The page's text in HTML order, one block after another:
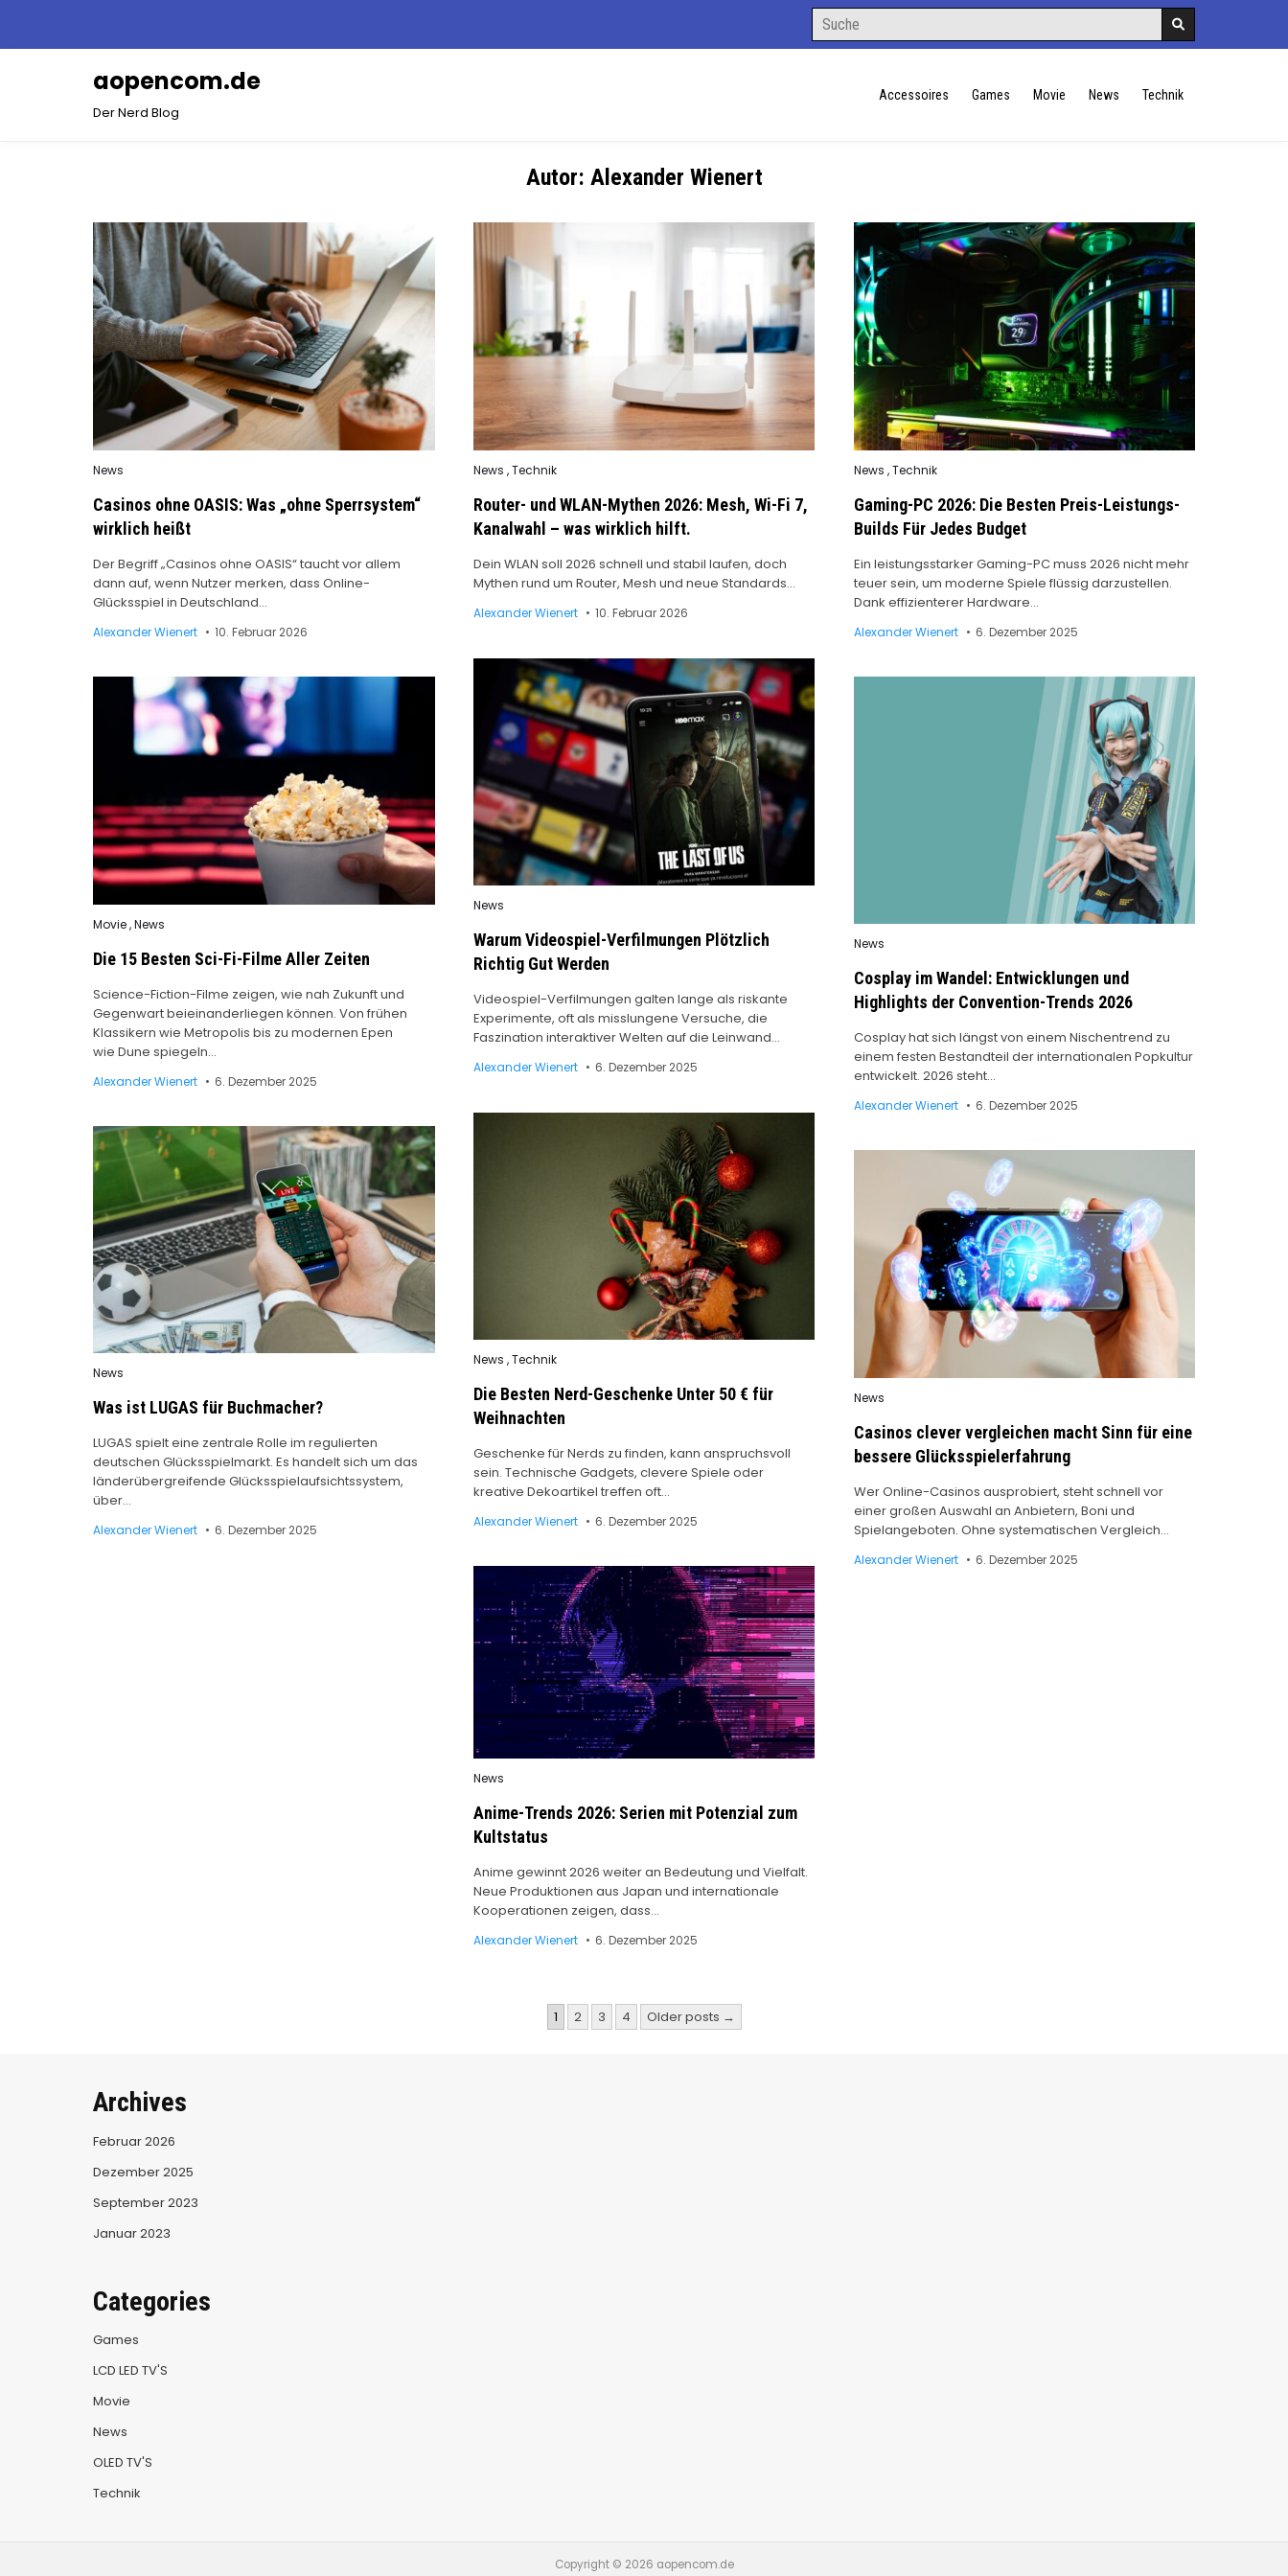
content
Search
for:
aopencom.de
Der Nerd Blog
Accessoires Games Movie News Technik
Autor: Alexander Wienert
Posted
News
Casinos ohne OASIS: Was „ohne Sperrsystem“
wirklich heißt
Der Begriff „Casinos ohne OASIS“ taucht vor allem
dann auf, wenn Nutzer merken, dass Online-
Glücksspiel in Deutschland…
Alexander Wienert 10. Februar 2026
Posted
News ,Technik
Router- und WLAN-Mythen 2026: Mesh, Wi-Fi 7,
Kanalwahl – was wirklich hilft.
Dein WLAN soll 2026 schnell und stabil laufen, doch
Mythen rund um Router, Mesh und neue Standards…
Alexander Wienert 10. Februar 2026
Posted
News ,Technik
Gaming-PC 2026: Die Besten Preis-Leistungs-
Builds Für Jedes Budget
Ein leistungsstarker Gaming-PC muss 2026 nicht mehr
teuer sein, um moderne Spiele flüssig darzustellen.
Dank effizienterer Hardware…
Alexander Wienert 6. Dezember 2025
Posted
News
Warum Videospiel-Verfilmungen Plötzlich
Richtig Gut Werden
Videospiel-Verfilmungen galten lange als riskante
Experimente, oft als misslungene Versuche, die
Faszination interaktiver Welten auf die Leinwand…
Alexander Wienert 6. Dezember 2025
Posted
Movie,News
Die 15 Besten Sci-Fi-Filme Aller Zeiten
Science-Fiction-Filme zeigen, wie nah Zukunft und
Gegenwart beieinanderliegen können. Von frühen
Klassikern wie Metropolis bis zu modernen Epen
wie Dune spiegeln…
Alexander Wienert 6. Dezember 2025
Posted
News
Cosplay im Wandel: Entwicklungen und
Highlights der Convention-Trends 2026
Cosplay hat sich längst von einem Nischentrend zu
einem festen Bestandteil der internationalen Popkultur
entwickelt. 2026 steht…
Alexander Wienert 6. Dezember 2025
Posted
News ,Technik
Die Besten Nerd-Geschenke Unter 50 € für
Weihnachten
Geschenke für Nerds zu finden, kann anspruchsvoll
sein. Technische Gadgets, clevere Spiele oder
kreative Dekoartikel treffen oft…
Alexander Wienert 6. Dezember 2025
Posted
News
Was ist LUGAS für Buchmacher?
LUGAS spielt eine zentrale Rolle im regulierten
deutschen Glücksspielmarkt. Es handelt sich um das
länderübergreifende Glücksspielaufsichtssystem,
über…
Alexander Wienert 6. Dezember 2025
Posted
News
Casinos clever vergleichen macht Sinn für eine
bessere Glücksspielerfahrung
Wer Online-Casinos ausprobiert, steht schnell vor
einer großen Auswahl an Anbietern, Boni und
Spielangeboten. Ohne systematischen Vergleich…
Alexander Wienert 6. Dezember 2025
Posted
News
Anime-Trends 2026: Serien mit Potenzial zum
Kultstatus
Anime gewinnt 2026 weiter an Bedeutung und Vielfalt.
Neue Produktionen aus Japan und internationale
Kooperationen zeigen, dass…
Alexander Wienert 6. Dezember 2025
1 2 3 4 Older posts →
Archives
Februar 2026
Dezember 2025
September 2023
Januar 2023
Categories
Games
LCD LED TV'S
Movie
News
OLED TV'S
Technik
Copyright © 2026 aopencom.de